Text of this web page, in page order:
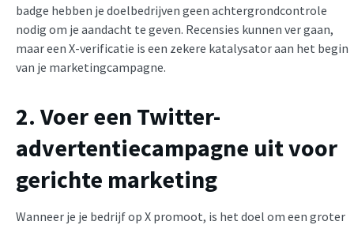
badge hebben je doelbedrijven geen achtergrondcontrole
nodig om je aandacht te geven. Recensies kunnen ver gaan,
maar een X-verificatie is een zekere katalysator aan het begin
van je marketingcampagne.
2. Voer een Twitter-
advertentiecampagne uit voor
gerichte marketing
Wanneer je je bedrijf op X promoot, is het doel om een groter